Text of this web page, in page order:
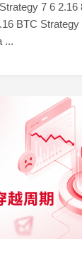
7 6 2.16
BTC
...